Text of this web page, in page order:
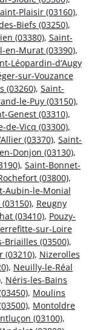
Plaisir (03160),
Biefs (03250),
(03380), Saint-
en-Murat (03390),
Léopardin-d’Augy
sur-Vouzance
(03260), Saint-
le-Puy (03150),
Genest (03310),
de-Vicq (03300),
(03370), Saint-
Donjon (03130),
, Saint-Bonnet-
(03800),
Aubin-le-Monial
, Reugny
(03410), Pouzy-
sur-Loire
Briailles (03500),
(03210), Nizerolles
, Neuilly-le-Réal
, Néris-les-Bains
, Moulins
, Montoldre
(03100),